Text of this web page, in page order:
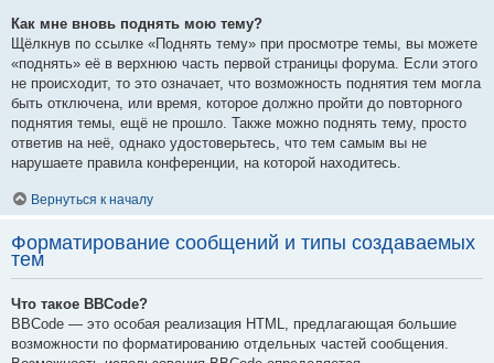
Как мне вновь поднять мою тему?
Щёлкнув по ссылке «Поднять тему» при просмотре темы, вы можете
«поднять» её в верхнюю часть первой страницы форума. Если этого
не происходит, то это означает, что возможность поднятия тем могла
быть отключена, или время, которое должно пройти до повторного
поднятия темы, ещё не прошло. Также можно поднять тему, просто
ответив на неё, однако удостоверьтесь, что тем самым вы не
нарушаете правила конференции, на которой находитесь.
Вернуться к началу
Форматирование сообщений и типы создаваемых
тем
Что такое BBCode?
BBCode — это особая реализация HTML, предлагающая большие
возможности по форматированию отдельных частей сообщения.